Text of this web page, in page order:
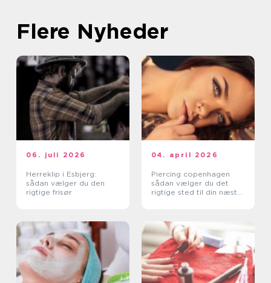
Flere Nyheder
06. juli 2026
Herreklip i Esbjerg:
sådan vælger du den
rigtige frisør
04. april 2026
Piercing copenhagen
sådan vælger du det
rigtige sted til din næste